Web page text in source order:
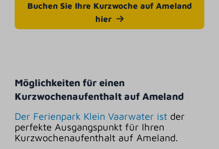
Buchen Sie Ihre Kurzwoche auf Ameland
hier
Möglichkeiten für einen
Kurzwochenaufenthalt auf Ameland
Der Ferienpark Klein Vaarwater ist der
perfekte Ausgangspunkt für Ihren
Kurzwochenaufenthalt auf Ameland.